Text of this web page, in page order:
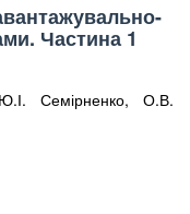
Частина 1
Семірненко, О.В.